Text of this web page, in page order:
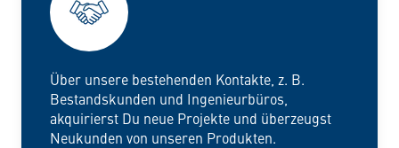
Über unsere bestehenden Kontakte, z. B.
Bestandskunden und Ingenieurbüros,
akquirierst Du neue Projekte und überzeugst
Neukunden von unseren Produkten.